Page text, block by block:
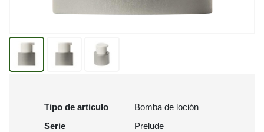
Tipo de articulo
Bomba de loción
Serie
Prelude